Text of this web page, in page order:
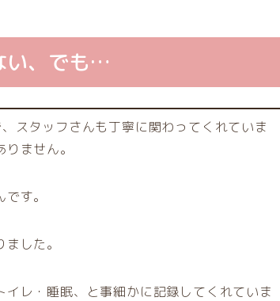
い、でも…
スタッフさんも丁寧に関わってくれていま
ません。
す。
した。
レ・睡眠、と事細かに記録してくれていま